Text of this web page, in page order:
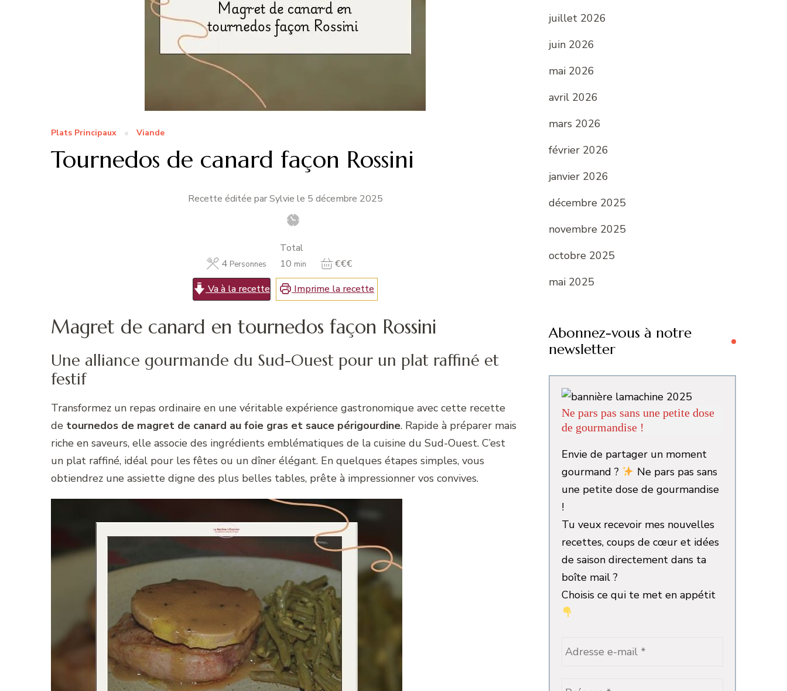
Plats Principaux Viande
Tournedos de canard façon Rossini
Recette éditée par Sylvie le 5 décembre 2025
4 Personnes
Total
10 minutes
min
€€€
Va à la recette
Imprime la recette
Magret de canard en tournedos façon Rossini
Une alliance gourmande du Sud-Ouest pour un plat raffiné et
festif
Transformez un repas ordinaire en une véritable expérience gastronomique avec cette recette
de tournedos de magret de canard au foie gras et sauce périgourdine. Rapide à préparer mais
riche en saveurs, elle associe des ingrédients emblématiques de la cuisine du Sud-Ouest. C’est
un plat raffiné, idéal pour les fêtes ou un dîner élégant. En quelques étapes simples, vous
obtiendrez une assiette digne des plus belles tables, prête à impressionner vos convives.
juillet 2026
juin 2026
mai 2026
avril 2026
mars 2026
février 2026
janvier 2026
décembre 2025
novembre 2025
octobre 2025
mai 2025
Abonnez-vous à notre
newsletter
Ne pars pas sans une petite dose
de gourmandise !
Envie de partager un moment
gourmand ?
Ne pars pas sans
une petite dose de gourmandise
!
Tu veux recevoir mes nouvelles
recettes, coups de cœur et idées
de saison directement dans ta
boîte mail ?
Choisis ce qui te met en appétit